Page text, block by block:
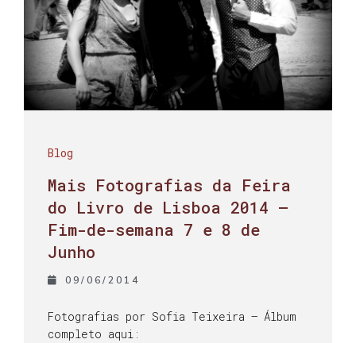
Blog
Mais Fotografias da Feira
do Livro de Lisboa 2014 –
Fim-de-semana 7 e 8 de
Junho
09/06/2014
Fotografias por Sofia Teixeira – Álbum
completo aqui: